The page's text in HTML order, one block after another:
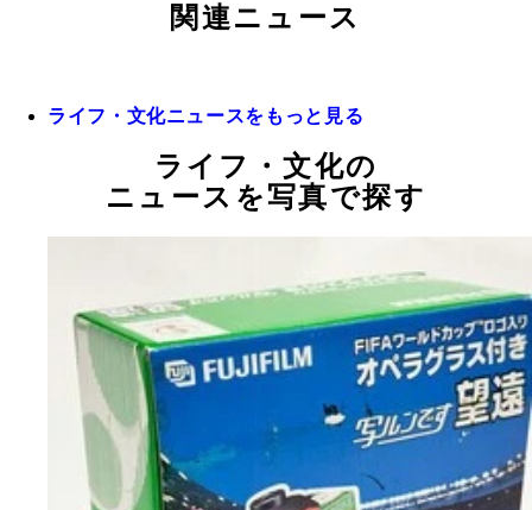
関連ニュース
ライフ・文化ニュースをもっと見る
ライフ・文化の
ニュースを写真で探す